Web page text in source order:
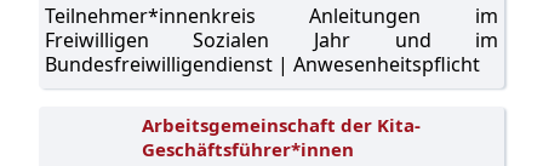
Teilnehmer*innenkreis Anleitungen im
Freiwilligen Sozialen Jahr und im
Bundesfreiwilligendienst | Anwesenheitspflicht
Arbeitsgemeinschaft der Kita-
Geschäftsführer*innen